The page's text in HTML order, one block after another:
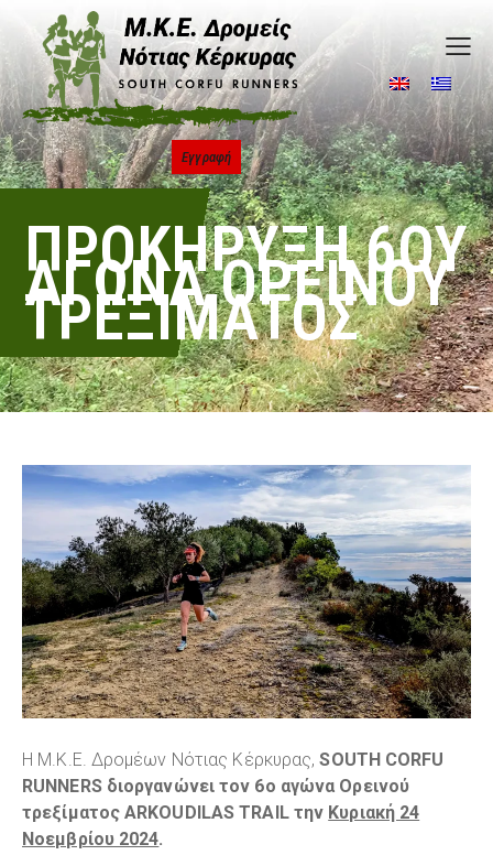
Εγγραφή
ΠΡΟΚΉΡΥΞΗ 6ΟΥ
ΑΓΏΝΑ ΟΡΕΙΝΟΎ
ΤΡΕΞΊΜΑΤΟΣ
Η Μ.Κ.Ε. Δρομέων Νότιας Κέρκυρας,SOUTH CORFU
RUNNERS διοργανώνει τον 6ο αγώνα Ορεινού
τρεξίματος ARKOUDILAS TRAIL την Κυριακή 24
Νοεμβρίου 2024.